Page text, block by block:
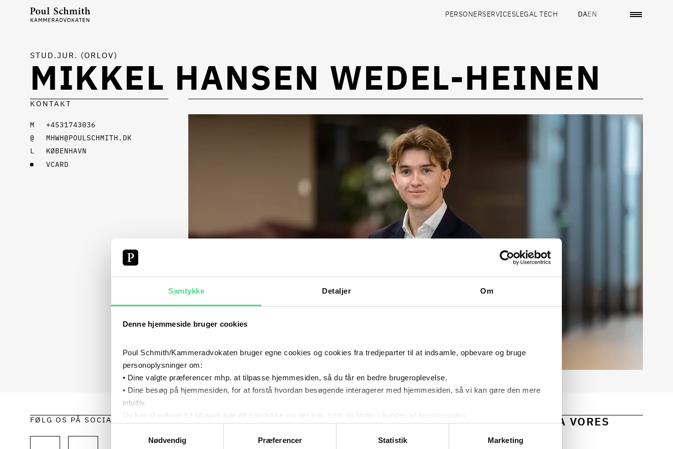
Samtykke Detaljer Om
Denne hjemmeside bruger cookies
Poul Schmith/Kammeradvokaten bruger egne cookies og cookies fra tredjeparter til at indsamle, opbevare og bruge
personoplysninger om:
• Dine valgte præferencer mhp. at tilpasse hjemmesiden, så du får en bedre brugeroplevelse.
• Dine besøg på hjemmesiden, for at forstå hvordan besøgende interagerer med hjemmesiden, så vi kan gøre den mere
intuitiv.
Du kan til enhver tid tilbagekalde dit samtykke via det link, som du finder i bunden af hjemmesiden.
Læs mere om vores behandling af personoplysninger her.
Nødvendig
Præferencer Statistik Marketing
PERSONERSERVICESLEGAL TECH DAEN
MIKKEL HANSEN WEDEL-HEINEN
STUD.JUR. (ORLOV)
KONTAKT
+4531743036
MHWH@POULSCHMITH.DK
KØBENHAVN
VCARD
FØLG OS PÅ SOCIALE MEDIER
HOLD DIG OPDATERET: FÅ JURIDISK VIDEN OG INDSIGTER FRA VORES
EKSPERTER DIREKTE I DIN INDBAKKE